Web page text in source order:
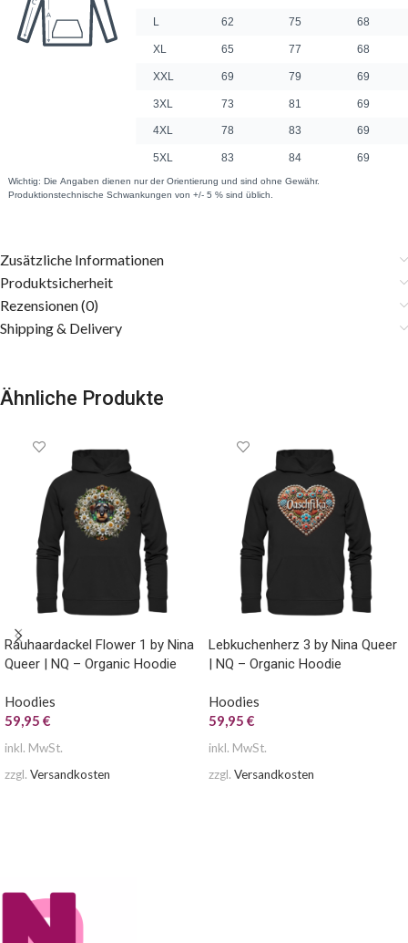
Zusätzliche Informationen
Produktsicherheit
Rezensionen (0)
Shipping & Delivery
Ähnliche Produkte
Rauhaardackel Flower 1 by Nina
Queer | NQ – Organic Hoodie
Hoodies
59,95 €
inkl. MwSt.
zzgl. Versandkosten
Lebkuchenherz 3 by Nina Queer
| NQ – Organic Hoodie
Hoodies
59,95 €
inkl. MwSt.
zzgl. Versandkosten